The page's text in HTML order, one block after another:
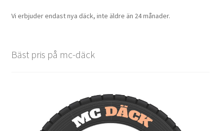
Vi erbjuder endast nya däck, inte äldre än 24 månader.
Bäst pris på mc-däck